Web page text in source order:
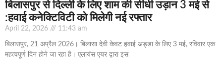
बिलासपुर से दिल्ली के लिए शाम की सीधी उड़ान 3 मई से
:हवाई कनेक्टिविटी को मिलेगी नई रफ्तार
April 22, 2026 11:43 am
बिलासपुर, 21 अप्रैल 2026। बिलासा देवी केवट हवाई अड्डा के लिए 3 मई, रविवार एक
महत्वपूर्ण दिन होने जा रहा है। एलायंस एयर द्वारा इस